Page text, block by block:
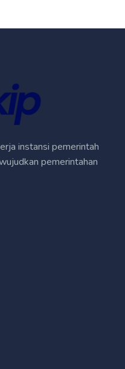
instansi pemerintah
pemerintahan